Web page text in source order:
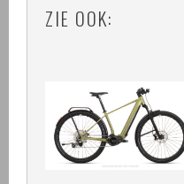
ZIE OOK: